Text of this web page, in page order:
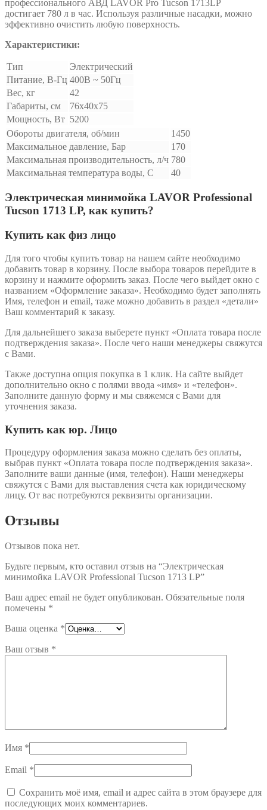
профессионального АВД LAVOR Pro Tucson 1713LP
достигает 780 л в час. Используя различные насадки, можно
эффективно очистить любую поверхность.
Характеристики:
Тип
Электрический
Питание, В-Гц 400В ~ 50Гц
Вес, кг
42
Габариты, см
76x40x75
Мощность, Вт 5200
Обороты двигателя, об/мин
1450
Максимальное давление, Бар
170
Максимальная производительность, л/ч 780
Максимальная температура воды, С
40
Электрическая минимойка LAVOR Professional
Tucson 1713 LP, как купить?
Купить как физ лицо
Для того чтобы купить товар на нашем сайте необходимо
добавить товар в корзину. После выбора товаров перейдите в
корзину и нажмите оформить заказ. После чего выйдет окно с
названием «Оформление заказа». Необходимо будет заполнять
Имя, телефон и email, таже можно добавить в раздел «детали»
Ваш комментарий к заказу.
Для дальнейшего заказа выберете пункт «Оплата товара после
подтверждения заказа». После чего наши менеджеры свяжутся
с Вами.
Также доступна опция покупка в 1 клик. На сайте выйдет
дополнительно окно с полями ввода «имя» и «телефон».
Заполните данную форму и мы свяжемся с Вами для
уточнения заказа.
Купить как юр. Лицо
Процедуру оформления заказа можно сделать без оплаты,
выбрав пункт «Оплата товара после подтверждения заказа».
Заполните ваши данные (имя, телефон). Наши менеджеры
свяжутся с Вами для выставления счета как юридическому
лицу. От вас потребуются реквизиты организации.
Отзывы
Отзывов пока нет.
Будьте первым, кто оставил отзыв на “Электрическая
минимойка LAVOR Professional Tucson 1713 LP”
Ваш адрес email не будет опубликован. Обязательные поля
помечены *
Ваша оценка *
Ваш отзыв *
Имя *
Email *
Сохранить моё имя, email и адрес сайта в этом браузере для
последующих моих комментариев.